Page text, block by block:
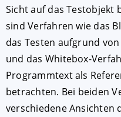
Sicht auf das Testobjekt
sind Verfahren wie das
das Testen aufgrund
und das Whitebox-
Programmtext als
betrachten. Bei beiden
verschiedene Ansichten